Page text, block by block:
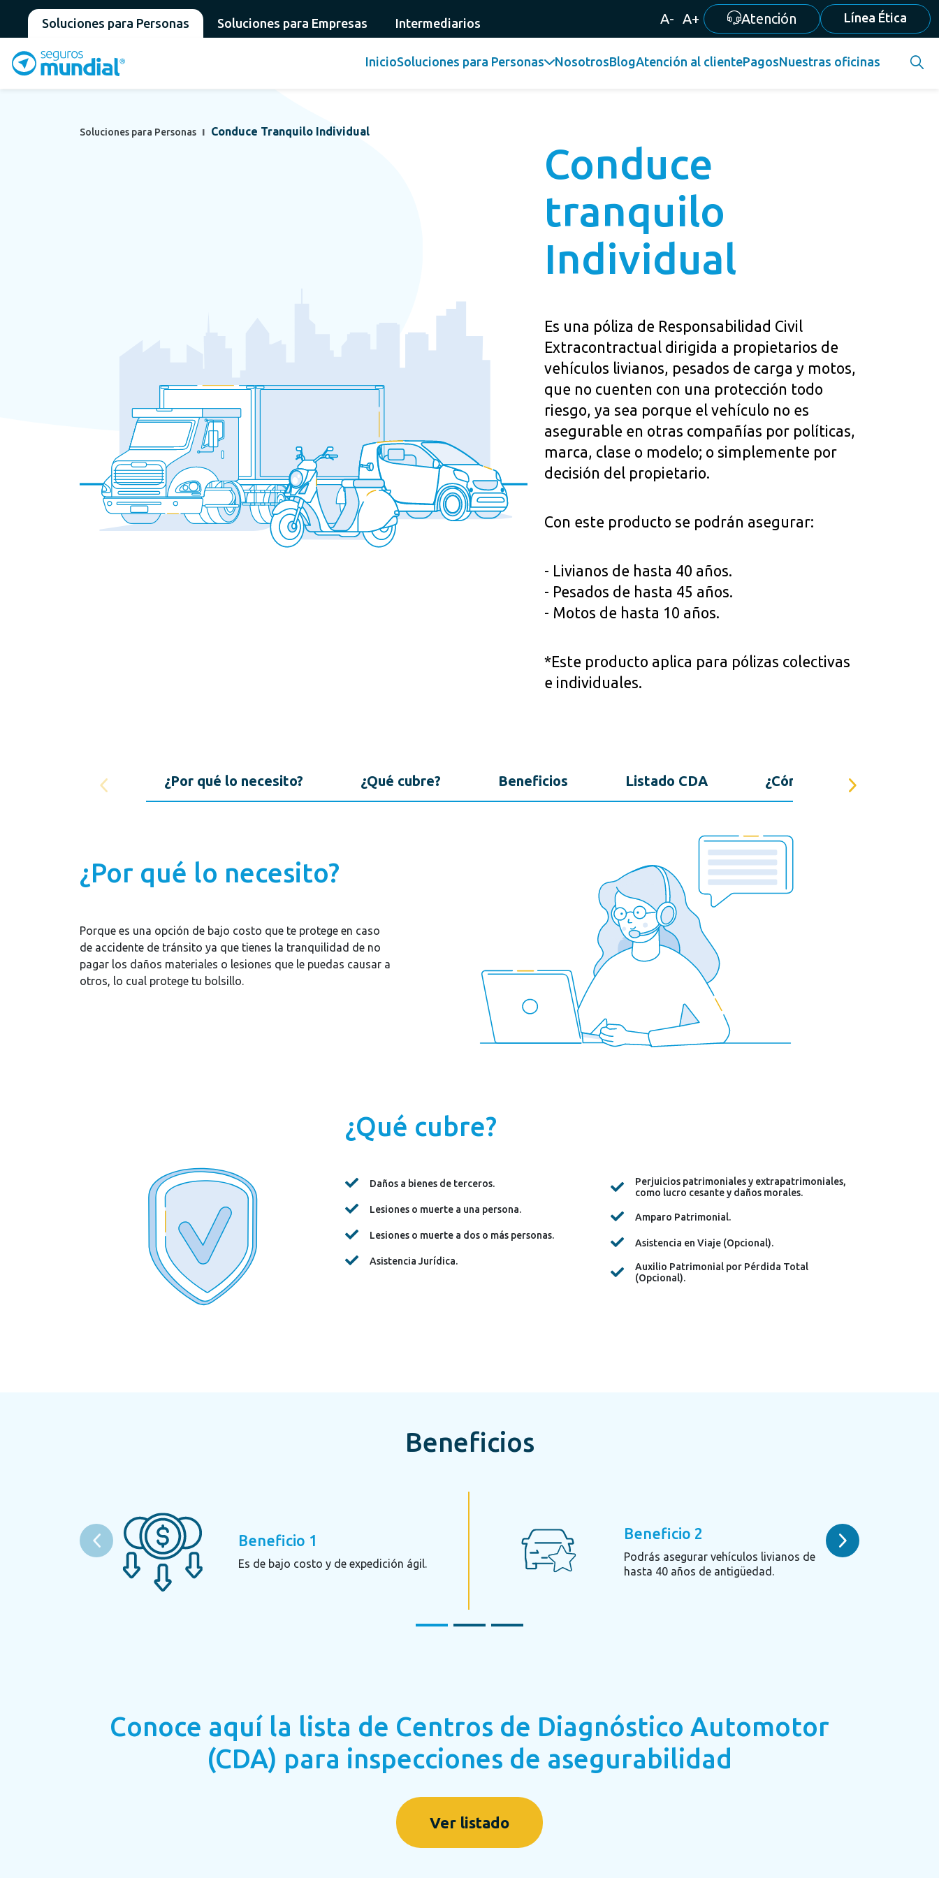
Soluciones para Personas Soluciones para Empresas Intermediarios A- A+ Atención Línea Ética
InicioSoluciones para Personas NosotrosBlogAtención al clientePagosNuestras oficinas
Soluciones para Personas Conduce Tranquilo Individual
Conduce
tranquilo
Individual
Es una póliza de Responsabilidad Civil
Extracontractual dirigida a propietarios de
vehículos livianos, pesados de carga y motos,
que no cuenten con una protección todo
riesgo, ya sea porque el vehículo no es
asegurable en otras compañías por políticas,
marca, clase o modelo; o simplemente por
decisión del propietario.
Con este producto se podrán asegurar:
- Livianos de hasta 40 años.
- Pesados de hasta 45 años.
- Motos de hasta 10 años.
*Este producto aplica para pólizas colectivas
e individuales.
¿Por qué lo necesito? ¿Qué cubre? Beneficios Listado CDA ¿Cómo lo adquiero?
¿Por qué lo necesito?
Porque es una opción de bajo costo que te protege en caso
de accidente de tránsito ya que tienes la tranquilidad de no
pagar los daños materiales o lesiones que le puedas causar a
otros, lo cual protege tu bolsillo.
¿Qué cubre?
Daños a bienes de terceros.
Lesiones o muerte a una persona.
Lesiones o muerte a dos o más personas.
Asistencia Jurídica.
Perjuicios patrimoniales y extrapatrimoniales,
como lucro cesante y daños morales.
Amparo Patrimonial.
Asistencia en Viaje (Opcional).
Auxilio Patrimonial por Pérdida Total
(Opcional).
Beneficios
Beneficio 1
Es de bajo costo y de expedición ágil.
Beneficio 2
Podrás asegurar vehículos livianos de
hasta 40 años de antigüedad.
Conoce aquí la lista de Centros de Diagnóstico Automotor
(CDA) para inspecciones de asegurabilidad
Ver listado